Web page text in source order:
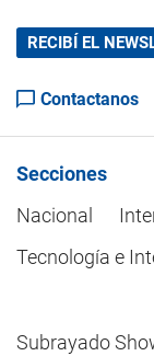
RECIBÍ EL
Contactanos
Secciones
Nacional
Tecnología e
Subrayado